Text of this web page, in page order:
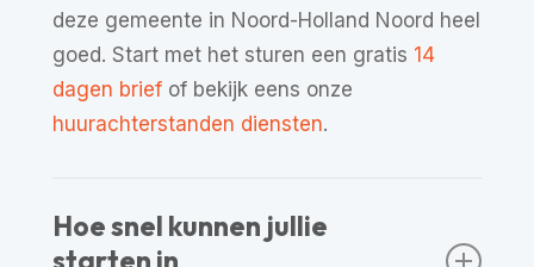
deze gemeente in Noord-Holland Noord heel
goed. Start met het sturen een gratis 14
dagen briefof bekijk eens onze
huurachterstanden diensten.
Hoe snel kunnen jullie